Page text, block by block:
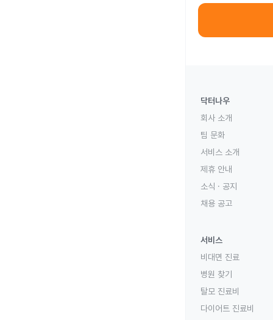
닥터나우
회사 소개
팀 문화
서비스 소개
제휴 안내
소식 · 공지
채용 공고
서비스
비대면 진료
병원 찾기
탈모 진료비
다이어트 진료비